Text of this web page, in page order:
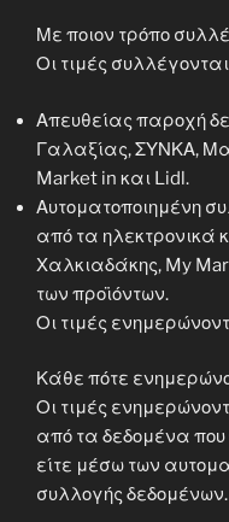
Με ποιον τρόπο
Οι τιμές
Απευθείας παροχή
Γαλαξίας, ΣΥΝΚΑ,
Market in και Lidl.
Αυτοματοποιημένη
από τα ηλεκτρονικά
Χαλκιαδάκης, My
των προϊόντων.
Οι τιμές
Κάθε πότε
Οι τιμές
από τα δεδομένα που
είτε μέσω των
συλλογής δεδομένων.